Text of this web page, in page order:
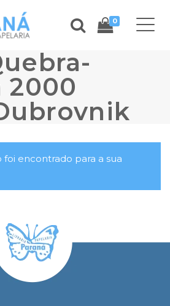
0
2000
encontrado para a sua